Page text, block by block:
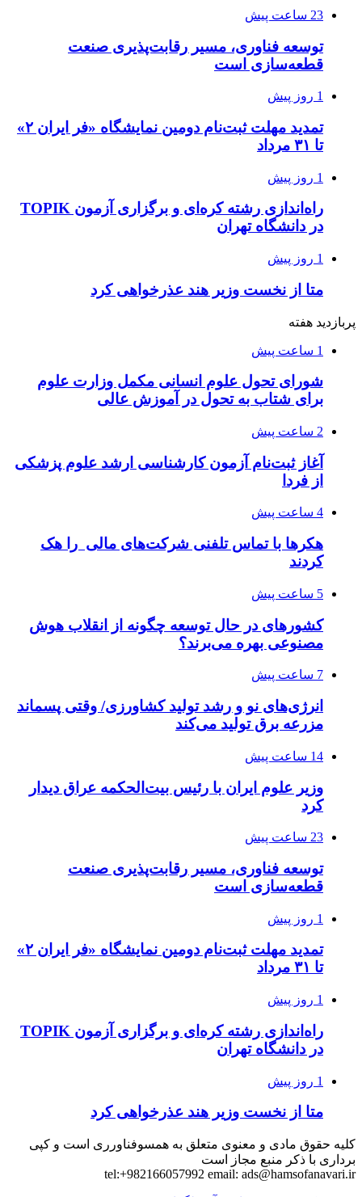
23 ساعت پیش
توسعه فناوری، مسیر رقابت‌پذیری صنعت
قطعه‌سازی است
1 روز پیش
تمدید مهلت ثبت‌نام دومین نمایشگاه «فر ایران ۲»
تا ۳۱ مرداد
1 روز پیش
راه‌اندازی رشته کره‌ای و برگزاری آزمون TOPIK
در دانشگاه تهران
1 روز پیش
متا از نخست وزیر هند عذرخواهی کرد
پربازدید هفته
1 ساعت پیش
شورای تحول علوم انسانی مکمل وزارت علوم
برای شتاب به تحول در آموزش عالی
2 ساعت پیش
آغاز ثبت‌نام‌ آزمون کارشناسی ارشد علوم پزشکی
از فردا
4 ساعت پیش
هکرها با تماس تلفنی شرکت‌های مالی را هک
کردند
5 ساعت پیش
کشورهای در حال توسعه چگونه از انقلاب هوش
مصنوعی بهره می‌برند؟
7 ساعت پیش
انرژی‌های نو و رشد تولید کشاورزی/ وقتی پسماند
مزرعه‌ برق تولید می‌کند
14 ساعت پیش
وزیر علوم ایران با رئیس بیت‌الحکمه عراق دیدار
کرد
23 ساعت پیش
توسعه فناوری، مسیر رقابت‌پذیری صنعت
قطعه‌سازی است
1 روز پیش
تمدید مهلت ثبت‌نام دومین نمایشگاه «فر ایران ۲»
تا ۳۱ مرداد
1 روز پیش
راه‌اندازی رشته کره‌ای و برگزاری آزمون TOPIK
در دانشگاه تهران
1 روز پیش
متا از نخست وزیر هند عذرخواهی کرد
کلیه حقوق مادی و معنوی متعلق به همسوفناورری است و کپی
برداری با ذکر منبع مجاز است
tel:+982166057992 email: ads@hamsofanavari.ir